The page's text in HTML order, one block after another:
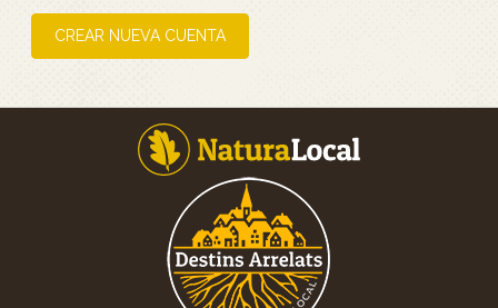
CREAR NUEVA CUENTA